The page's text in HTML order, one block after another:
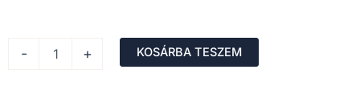
- + KOSÁRBA TESZEM